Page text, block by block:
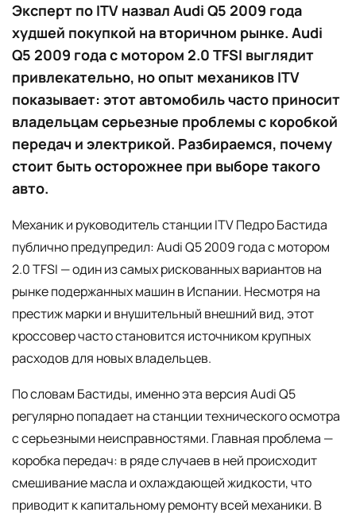
Эксперт по ITV назвал Audi Q5 2009 года
худшей покупкой на вторичном рынке. Audi
Q5 2009 года с мотором 2.0 TFSI выглядит
привлекательно, но опыт механиков ITV
показывает: этот автомобиль часто приносит
владельцам серьезные проблемы с коробкой
передач и электрикой. Разбираемся, почему
стоит быть осторожнее при выборе такого
авто.
Механик и руководитель станции ITV Педро Бастида
публично предупредил: Audi Q5 2009 года с мотором
2.0 TFSI — один из самых рискованных вариантов на
рынке подержанных машин в Испании. Несмотря на
престиж марки и внушительный внешний вид, этот
кроссовер часто становится источником крупных
расходов для новых владельцев.
По словам Бастиды, именно эта версия Audi Q5
регулярно попадает на станции технического осмотра
с серьезными неисправностями. Главная проблема —
коробка передач: в ряде случаев в ней происходит
смешивание масла и охлаждающей жидкости, что
приводит к капитальному ремонту всей механики. В